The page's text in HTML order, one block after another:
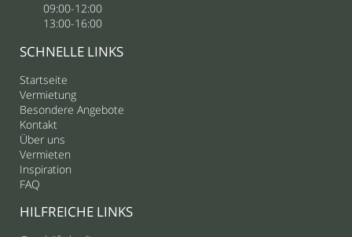
09:00-12:00
13:00-16:00
SCHNELLE LINKS
Startseite
Vermietung
Besondere Angebote
Kontakt
Über uns
Vermieten
Inspiration
FAQ
HILFREICHE LINKS